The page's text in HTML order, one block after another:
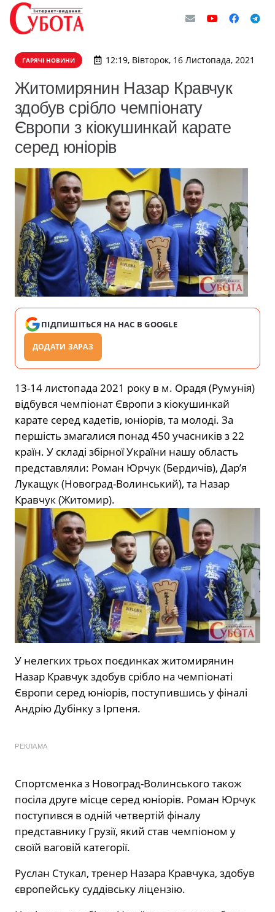
ГАРЯЧІ НОВИНИ 12:19, Вівторок, 16 Листопада, 2021
Житомирянин Назар Кравчук
здобув срібло чемпіонату
Європи з кіокушинкай карате
серед юніорів
ПІДПИШІТЬСЯ НА НАС В GOOGLE
ДОДАТИ ЗАРАЗ
13-14 листопада 2021 року в м. Орадя (Румунія)
відбувся чемпіонат Європи з кіокушинкай
карате серед кадетів, юніорів, та молоді. За
першість змагалися понад 450 учасників з 22
країн. У складі збірної України нашу область
представляли: Роман Юрчук (Бердичів), Дар’я
Лукащук (Новоград-Волинський), та Назар
Кравчук (Житомир).
У нелегких трьох поєдинках житомирянин
Назар Кравчук здобув срібло на чемпіонаті
Європи серед юніорів, поступившись у фіналі
Андрію Дубінку з Ірпеня.
РЕКЛАМА
Спортсменка з Новоград-Волинського також
посіла друге місце серед юніорів. Роман Юрчук
поступився в одній четвертій фіналу
представнику Грузії, який став чемпіоном у
своїй ваговій категорії.
Руслан Стукал, тренер Назара Кравчука, здобув
європейську суддівську ліцензію.